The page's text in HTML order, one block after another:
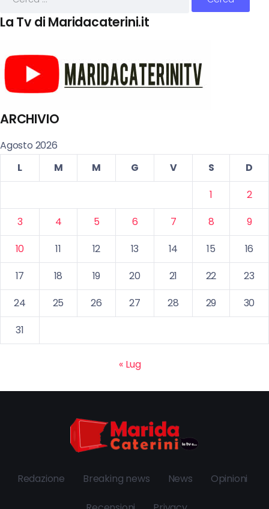
La Tv di Maridacaterini.it
ARCHIVIO
Agosto 2026
L
M M G V S
D
1
2
3
4 5 6 7 8
9
10
11 12 13 14 15
16
17
18 19 20 21 22
23
24
25 26 27 28 29
30
31
« Lug
Redazione Breaking news News Opinioni